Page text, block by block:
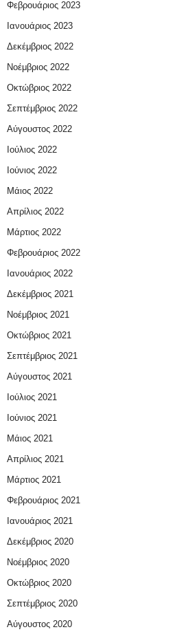
Φεβρουάριος 2023
Ιανουάριος 2023
Δεκέμβριος 2022
Νοέμβριος 2022
Οκτώβριος 2022
Σεπτέμβριος 2022
Αύγουστος 2022
Ιούλιος 2022
Ιούνιος 2022
Μάιος 2022
Απρίλιος 2022
Μάρτιος 2022
Φεβρουάριος 2022
Ιανουάριος 2022
Δεκέμβριος 2021
Νοέμβριος 2021
Οκτώβριος 2021
Σεπτέμβριος 2021
Αύγουστος 2021
Ιούλιος 2021
Ιούνιος 2021
Μάιος 2021
Απρίλιος 2021
Μάρτιος 2021
Φεβρουάριος 2021
Ιανουάριος 2021
Δεκέμβριος 2020
Νοέμβριος 2020
Οκτώβριος 2020
Σεπτέμβριος 2020
Αύγουστος 2020